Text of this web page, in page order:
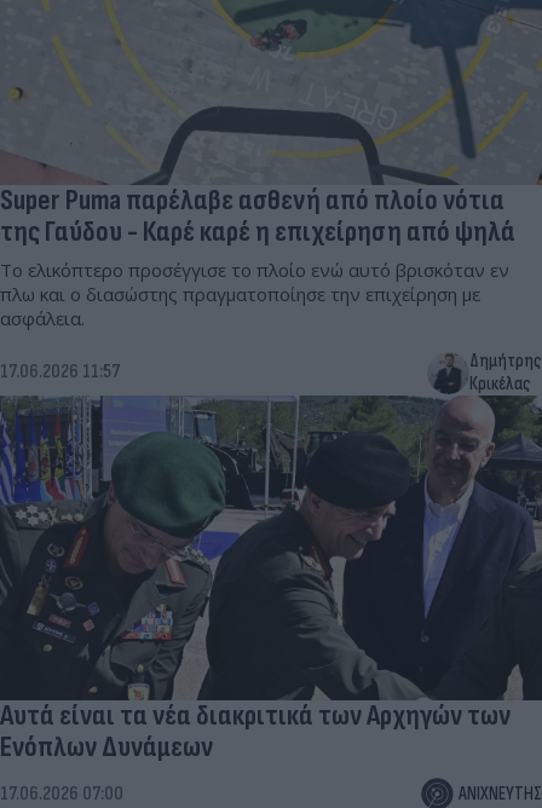
Super Puma παρέλαβε ασθενή από πλοίο νότια
της Γαύδου - Καρέ καρέ η επιχείρηση από ψηλά
Το ελικόπτερο προσέγγισε το πλοίο ενώ αυτό βρισκόταν εν
πλω και ο διασώστης πραγματοποίησε την επιχείρηση με
ασφάλεια.
17.06.2026 11:57
Δημήτρης
Κρικέλας
Αυτά είναι τα νέα διακριτικά των Αρχηγών των
Ενόπλων Δυνάμεων
17.06.2026 07:00 ΑΝΙΧΝΕΥΤΗΣ